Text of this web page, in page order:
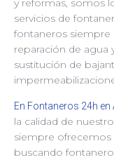
y reformas, somos
servicios de
fontaneros siempre
reparación de agua
sustitución de
En Fontaneros 24h en
la calidad de
siempre ofrecemos
buscando